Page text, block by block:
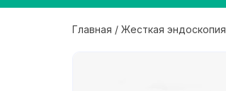
Главная / Жесткая эндоскопия